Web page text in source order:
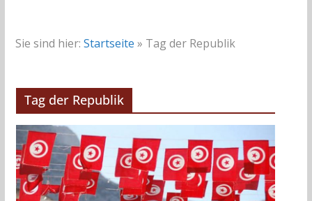
Sie sind hier: Startseite » Tag der Republik
Tag der Republik